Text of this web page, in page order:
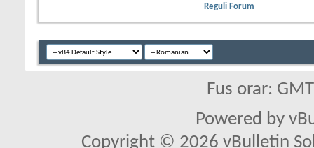
Reguli Forum
Fus orar:
Powered by
Copyright © 2026 vBulletin